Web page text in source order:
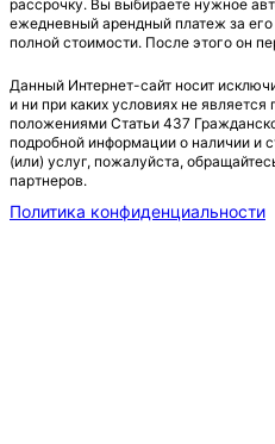
рассрочку. Вы выбираете нужное
ежедневный арендный платеж за
полной стоимости. После этого он
Данный Интернет-сайт носит
и ни при каких условиях не
положениями Статьи 437
подробной информации о наличии и
(или) услуг, пожалуйста,
партнеров.
Политика конфиденциальности